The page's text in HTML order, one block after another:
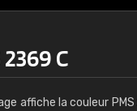
C
affiche la couleur PMS